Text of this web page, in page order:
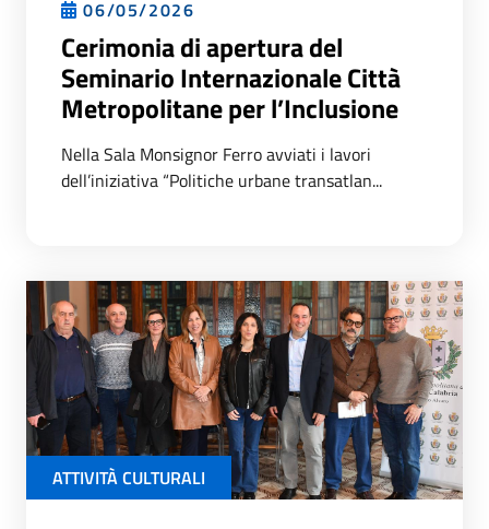
06/05/2026
Cerimonia di apertura del
Seminario Internazionale Città
Metropolitane per l’Inclusione
Nella Sala Monsignor Ferro avviati i lavori
dell’iniziativa “Politiche urbane transatlan...
ATTIVITÀ CULTURALI